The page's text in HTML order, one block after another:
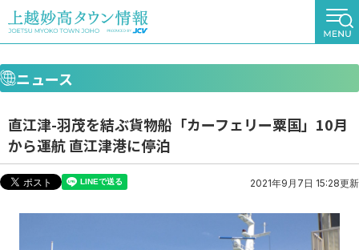
ニュース
直江津-羽茂を結ぶ貨物船「カーフェリー粟国」10月
から運航 直江津港に停泊
2021年9月7日 15:28更新